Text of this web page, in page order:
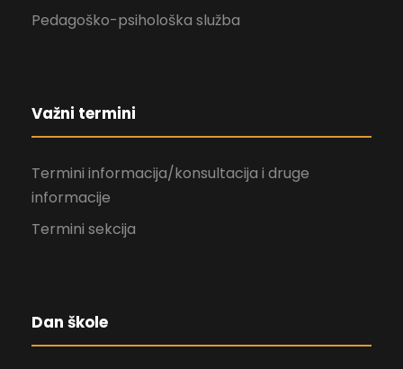
Pedagoško-psihološka služba
Važni termini
Termini informacija/konsultacija i druge
informacije
Termini sekcija
Dan škole